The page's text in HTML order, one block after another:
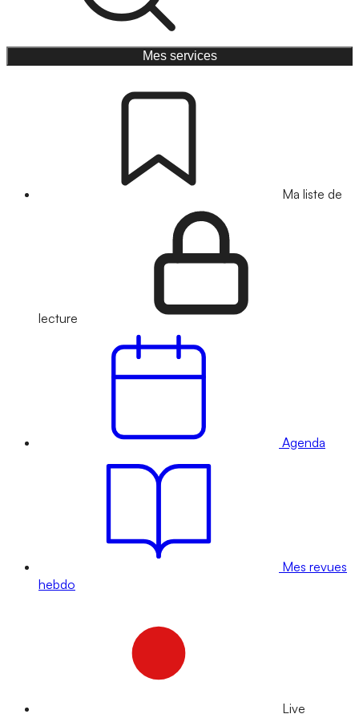
Mes services
Ma liste de
lecture
Agenda
Mes revues
hebdo
Live